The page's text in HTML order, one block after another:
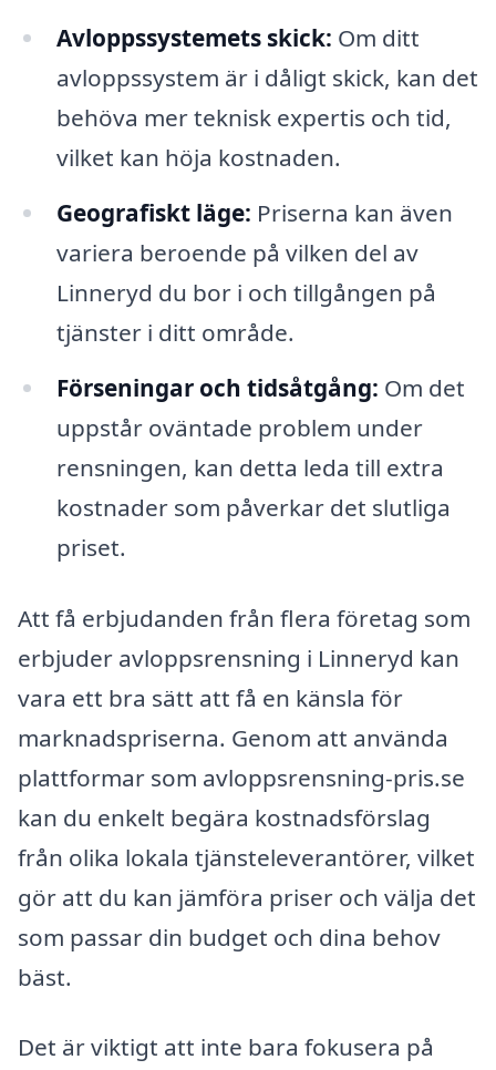
Avloppssystemets skick: Om ditt
avloppssystem är i dåligt skick, kan det
behöva mer teknisk expertis och tid,
vilket kan höja kostnaden.
Geografiskt läge: Priserna kan även
variera beroende på vilken del av
Linneryd du bor i och tillgången på
tjänster i ditt område.
Förseningar och tidsåtgång: Om det
uppstår oväntade problem under
rensningen, kan detta leda till extra
kostnader som påverkar det slutliga
priset.
Att få erbjudanden från flera företag som
erbjuder avloppsrensning i Linneryd kan
vara ett bra sätt att få en känsla för
marknadspriserna. Genom att använda
plattformar som avloppsrensning-pris.se
kan du enkelt begära kostnadsförslag
från olika lokala tjänsteleverantörer, vilket
gör att du kan jämföra priser och välja det
som passar din budget och dina behov
bäst.
Det är viktigt att inte bara fokusera på